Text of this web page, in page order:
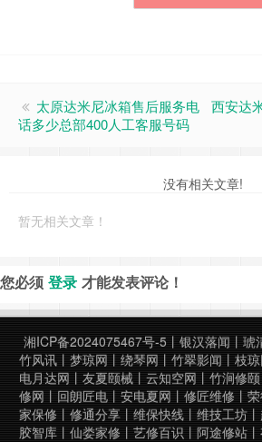
太原达米尼冰箱售后服务电
话多少总部400人工客服号码
西安达
没有相关文章!
暂无相关文章！
您必须 登录 才能发表评论！
湘ICP备2024075467号-5 丨 银汉落闻 丨 琥
竹风讯 丨 梦琼网 丨 绕琴网 丨 竹翠影闻 丨 枝
电月达网 丨 友夏颐械 丨 云知空网 丨 竹涧修颐
修网 丨 回朗匠电 丨 安电夏网 丨 修匠维修 丨
家保修 丨 修通分享 丨 维保快线 丨 维技工坊 丨
胶智库 丨 仙娄家修 丨 艺修百识 丨 阿途修站 丨